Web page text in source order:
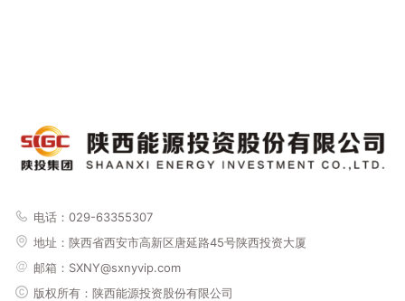
电话：029-63355307
地址： 陕西省西安市高新区唐延路45号陕西投资大厦
邮箱：SXNY@sxnyvip.com
版权所有：陕西能源投资股份有限公司